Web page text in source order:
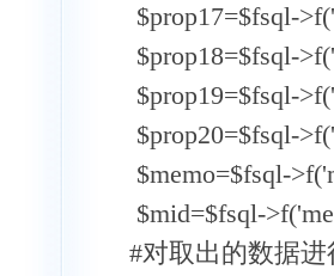
$prop17=$fsql-
$prop18=$fsql-
$prop19=$fsql-
$prop20=$fsql-
$memo=$fsql-
$mid=$fsql-
#对取出的数据